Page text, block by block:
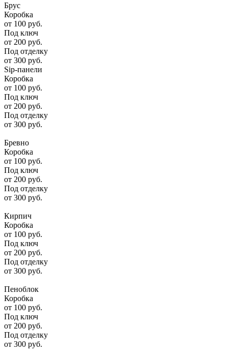
Брус
Коробка
от 100 руб.
Под ключ
от 200 руб.
Под отделку
от 300 руб.
Sip-панели
Коробка
от 100 руб.
Под ключ
от 200 руб.
Под отделку
от 300 руб.
Бревно
Коробка
от 100 руб.
Под ключ
от 200 руб.
Под отделку
от 300 руб.
Кирпич
Коробка
от 100 руб.
Под ключ
от 200 руб.
Под отделку
от 300 руб.
Пеноблок
Коробка
от 100 руб.
Под ключ
от 200 руб.
Под отделку
от 300 руб.